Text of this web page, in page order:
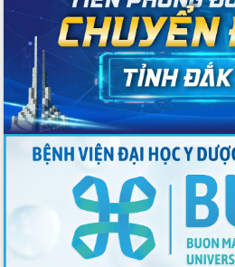
Nâng cao hiệu lực, hiệu quả HĐND
tỉnh thông qua hiện đại hóa hành chính
Xã Ea Phê gắn cải cách hành chính với
chuyển đổi số
Phó Chủ tịch Thường trực UBND tỉnh
Hồ Thị Nguyên Thảo làm việc tại Trung
tâm Phục vụ hành chính công xã Ea
Phê
Xây dựng nền hành chính số đồng
hành cùng nông dân dân, doanh nghiệp
Giai đoạn 2026-2030, Đắk Lắk phấn
đấu có 77% xã đạt chuẩn nông thôn